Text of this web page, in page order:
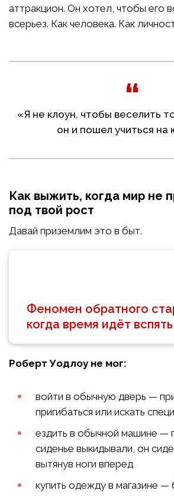
аттракцион. Он хотел, чтобы его
всерьез. Как человека. Как
«Я не клоун, чтобы веселить
он и пошел учиться на
Как выжить, когда мир не
под твой рост
Давай приземлим это в быт.
Феномен обратного
когда время идёт вспять
Роберт Уодлоу не мог:
войти в обычную дверь —
пригибаться или искать
ездить в обычной машине —
сиденье выкидывали, он
вытянув ноги вперед
купить одежду в магазине